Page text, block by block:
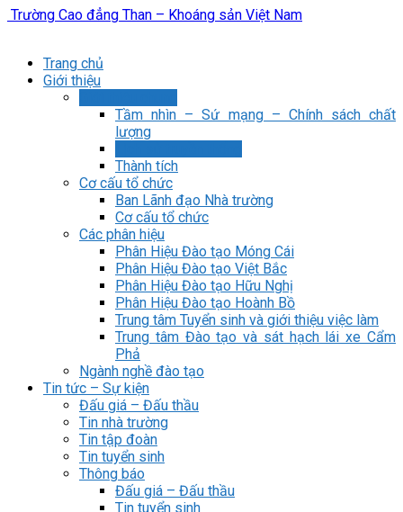
Trường Cao đẳng Than – Khoáng sản Việt Nam
Trang chủ
Giới thiệu
Tầm nhìn – Sứ mạng – Chính sách chất
lượng
Thành tích
Cơ cấu tổ chức
Ban Lãnh đạo Nhà trường
Cơ cấu tổ chức
Các phân hiệu
Phân Hiệu Đào tạo Móng Cái
Phân Hiệu Đào tạo Việt Bắc
Phân Hiệu Đào tạo Hữu Nghị
Phân Hiệu Đào tạo Hoành Bồ
Trung tâm Tuyển sinh và giới thiệu việc làm
Trung tâm Đào tạo và sát hạch lái xe Cẩm
Phả
Ngành nghề đào tạo
Tin tức – Sự kiện
Đấu giá – Đấu thầu
Tin nhà trường
Tin tập đoàn
Tin tuyển sinh
Thông báo
Đấu giá – Đấu thầu
Tin tuyển sinh